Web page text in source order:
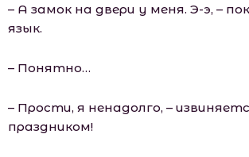
– А замок на двери у меня. Э-э, –
язык.
– Понятно…
– Прости, я ненадолго, –
праздником!